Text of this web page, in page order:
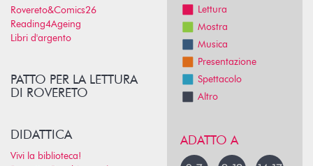
Rovereto&Comics26
Reading4Ageing
Libri d'argento
PATTO PER LA LETTURA
DI ROVERETO
DIDATTICA
Vivi la biblioteca!
Lettura
Mostra
Musica
Presentazione
Spettacolo
Altro
ADATTO A